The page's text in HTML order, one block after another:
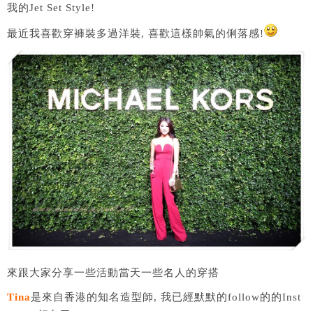
我的Jet Set Style!
最近我喜歡穿褲裝多過洋裝, 喜歡這樣帥氣的俐落感!
來跟大家分享一些活動當天一些名人的穿搭
Tina是來自香港的知名造型師, 我已經默默的follow的的Inst